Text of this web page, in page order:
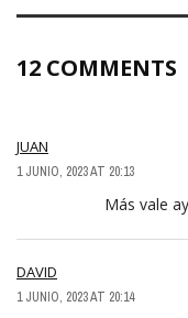
12 COMMENTS
JUAN
1 JUNIO, 2023 AT 20:13
Más vale
DAVID
1 JUNIO, 2023 AT 20:14